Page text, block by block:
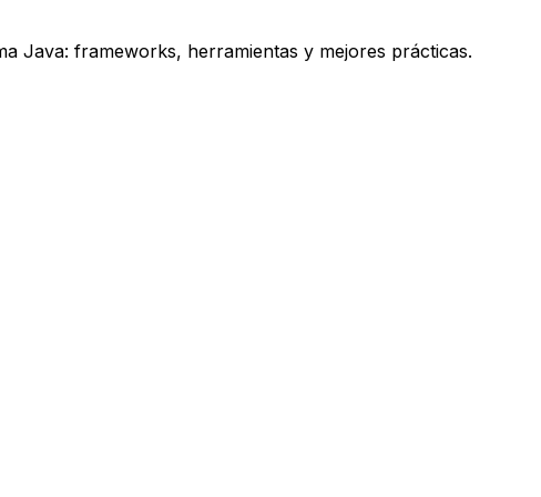
Java: frameworks, herramientas y mejores prácticas.